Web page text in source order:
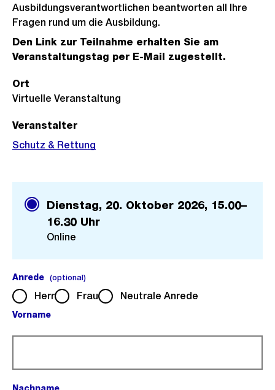
Ausbildungsverantwortlichen beantworten all Ihre
Fragen rund um die Ausbildung.
Den Link zur Teilnahme erhalten Sie am
Veranstaltungstag per E-Mail zugestellt.
Ort
Virtuelle Veranstaltung
Veranstalter
Schutz & Rettung
Dienstag, 20. Oktober 2026, 15.00–
16.30 Uhr
Online
Anrede (optional)(optional).
Herr Frau Neutrale Anrede
Vorname